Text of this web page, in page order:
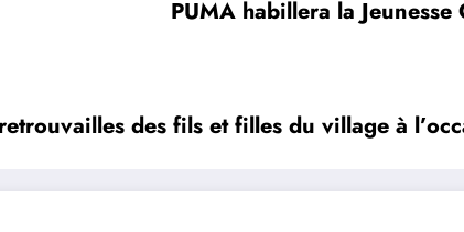
PUMA habillera la
des fils et filles du village à